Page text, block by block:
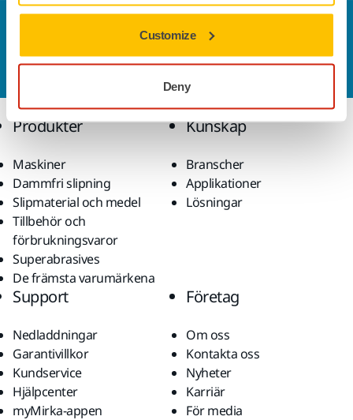
Customize
Deny
kundservice gärna dina frågor.
Produkter
Maskiner
Dammfri slipning
Slipmaterial och medel
Tillbehör och
förbrukningsvaror
Superabrasives
De främsta varumärkena
Kunskap
Branscher
Applikationer
Lösningar
Support
Nedladdningar
Garantivillkor
Kundservice
Hjälpcenter
myMirka-appen
Företag
Om oss
Kontakta oss
Nyheter
Karriär
För media